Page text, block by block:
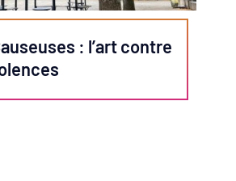
: l’art contre